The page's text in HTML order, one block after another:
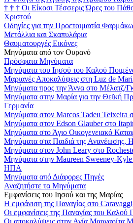
† † † Οι Είκοσι Τέσσερις Ώρες του
Χριστού
Οδηγίες για την Προετοιμασία
Μετάλλια και Σκαπυλάρια
Θαυματουργές Εικόνες
Μηνύματα από τον Ουρανό
Πρόσφατα Μηνύματα
Μηνύματα του Ιησού του Καλού
Μαριανές Αποκαλύψεις στη Luz de
Μηνύματα προς την Άννα στο Μέλατζ/
Μηνύματα στην Μαρία για την Θεϊκή
Γερμανία
Μηνύματα στον Marcos Tadeu Teixeira
Μηνύματα στον Edson Glauber στο
Μηνύματα στο Άγιο Οικογενειακό
Μηνύματα στα Παιδιά της Ανανέωσης,
Μηνύματα στον John Leary στο
Μηνύματα στην Maureen Sweeney-
ΗΠΑ
Μηνύματα από Διάφορες Πηγές
Αναζητήστε τα Μηνύματα
Εμφανίσεις του Ιησού και της Μαρίας
Η εμφάνιση της Παναγίας στο
Οι εμφανίσεις της Παναγίας του Καλού
Οι αποκαλύψεις στην Αγία Μαργαρίτα